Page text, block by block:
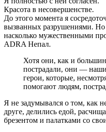
Красота в несовершенстве.
До этого момента я
вызванных разрушениями. Но
насколько мужественными
ADRA Непал.
Хотя они, как и
пострадали, они —
герои, которые,
помогают людям,
Я не задумывался о том, как
друге, делились едой,
брезентом и палатками со